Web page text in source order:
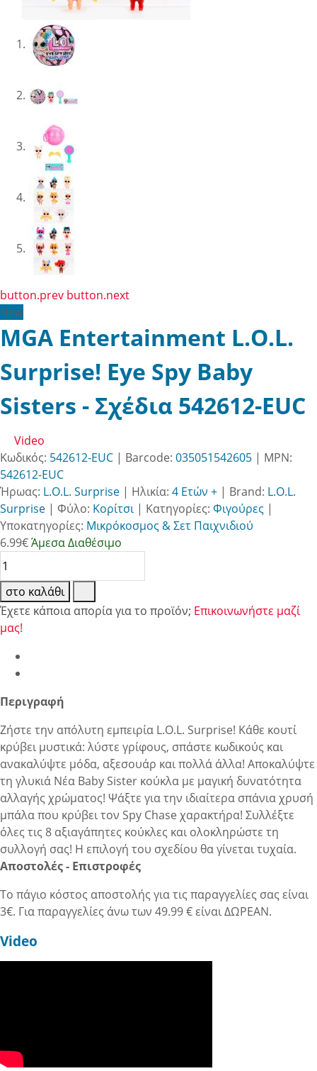
button.prev button.next
New
MGA Entertainment L.O.L.
Surprise! Eye Spy Baby
Sisters - Σχέδια 542612-EUC
Video
Κωδικός: 542612-EUC | Barcode: 035051542605 | MPN:
542612-EUC
Ήρωας: L.O.L. Surprise | Ηλικία: 4 Ετών + | Brand: L.O.L.
Surprise | Φύλο: Κορίτσι| Κατηγορίες: Φιγούρες |
Υποκατηγορίες: Μικρόκοσμος & Σετ Παιχνιδιού
6.99€Άμεσα Διαθέσιμο
στο καλάθι
Έχετε κάποια απορία για το προϊόν; Επικοινωνήστε μαζί
μας!
Περιγραφή
Ζήστε την απόλυτη εμπειρία L.O.L. Surprise! Κάθε κουτί
κρύβει μυστικά: λύστε γρίφους, σπάστε κωδικούς και
ανακαλύψτε μόδα, αξεσουάρ και πολλά άλλα! Αποκαλύψτε
τη γλυκιά Νέα Baby Sister κούκλα με μαγική δυνατότητα
αλλαγής χρώματος! Ψάξτε για την ιδιαίτερα σπάνια χρυσή
μπάλα που κρύβει τον Spy Chase χαρακτήρα! Συλλέξτε
όλες τις 8 αξιαγάπητες κούκλες και ολοκληρώστε τη
συλλογή σας! Η επιλογή του σχεδίου θα γίνεται τυχαία.
Αποστολές - Επιστροφές
Το πάγιο κόστος αποστολής για τις παραγγελίες σας είναι
3€. Για παραγγελίες άνω των 49.99 € είναι ΔΩΡΕΑΝ.
Video